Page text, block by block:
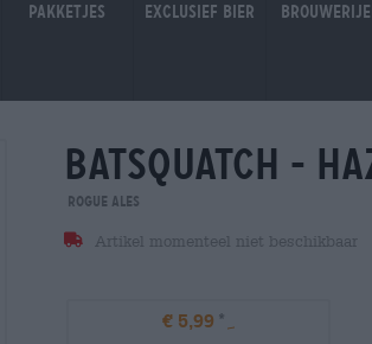
Pakketjes Exclusief Bier
batsquatch -
Rogue Ales
Artikel momenteel niet beschikbaar
€ 5,99